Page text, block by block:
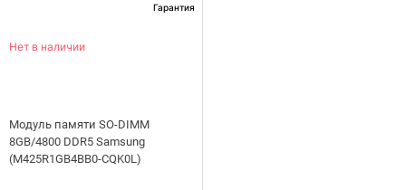
Гарантия
Нет в наличии
Модуль памяти SO-DIMM
8GB/4800 DDR5 Samsung
(M425R1GB4BB0-CQK0L)